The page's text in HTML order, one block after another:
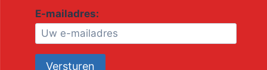
E-mailadres: